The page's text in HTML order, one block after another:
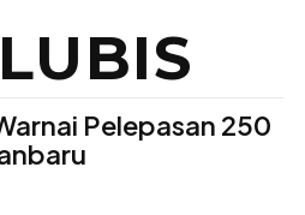
Pelepasan 250